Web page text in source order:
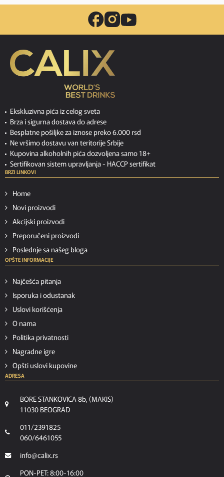
Ekskluzivna pića iz celog sveta
Brza i sigurna dostava do adrese
Besplatne pošiljke za iznose preko 6.000 rsd
Ne vršimo dostavu van teritorije Srbije
Kupovina alkoholnih pića dozvoljena samo 18+
Sertifikovan sistem upravljanja - HACCP sertifikat
BRZI LINKOVI
Home
Novi proizvodi
Akcijski proizvodi
Preporučeni proizvodi
Poslednje sa našeg bloga
OPŠTE INFORMACIJE
Najčešća pitanja
Isporuka i odustanak
Uslovi korišćenja
O nama
Politika privatnosti
Nagradne igre
Opšti uslovi kupovine
ADRESA
BORE STANKOVICA 8b, (MAKIS)
11030 BEOGRAD
011/2391825
060/6461055
info@calix.rs
PON-PET: 8:00-16:00